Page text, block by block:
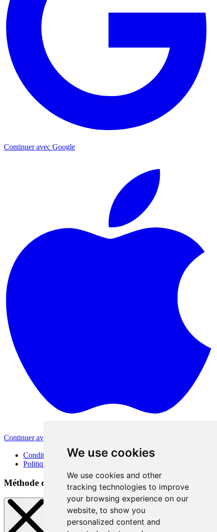
We use cookies
We use cookies and other
tracking technologies to improve
your browsing experience on our
website, to show you
personalized content and
Continuer avec Google
Continuer avec Apple
Conditions d'utilisation
Politique de confidentialité
Méthode de connexion